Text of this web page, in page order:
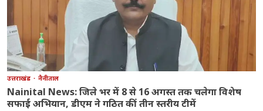
उत्तराखंड नैनीताल
Nainital News: जिले भर में 8 से 16 अगस्त तक चलेगा विशेष
सफाई अभियान, डीएम ने गठित कीं तीन स्तरीय टीमें